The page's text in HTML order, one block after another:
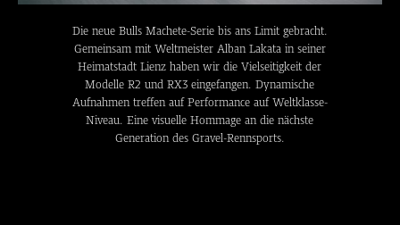
Die neue Bulls Machete-Serie bis ans Limit gebracht.
Gemeinsam mit Weltmeister Alban Lakata in seiner
Heimatstadt Lienz haben wir die Vielseitigkeit der
Modelle R2 und RX3 eingefangen. Dynamische
Aufnahmen treffen auf Performance auf Weltklasse-
Niveau. Eine visuelle Hommage an die nächste
Generation des Gravel-Rennsports.